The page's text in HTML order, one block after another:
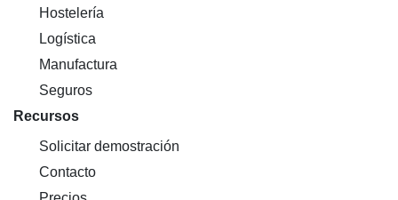
Hostelería
Logística
Manufactura
Seguros
Recursos
Solicitar demostración
Contacto